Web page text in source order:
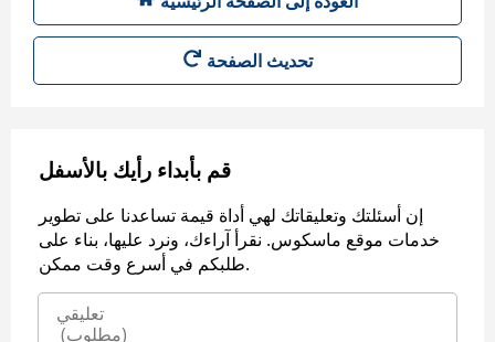
تحديث الصفحة
قم بأبداء رأيك بالأسفل
إن أسئلتك وتعليقاتك لهي أداة قيمة تساعدنا على تطوير
خدمات موقع ماسكوس. نقرأ آراءك، ونرد عليها، بناء على
طلبكم في أسرع وقت ممكن.